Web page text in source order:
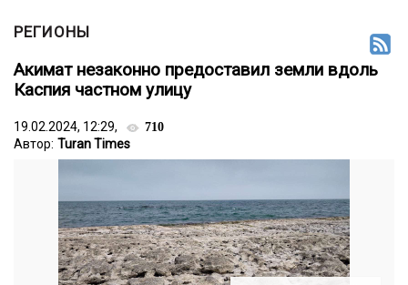
РЕГИОНЫ
Акимат незаконно предоставил земли вдоль
Каспия частном улицу
19.02.2024, 12:29, 710
Автор: Turan Times